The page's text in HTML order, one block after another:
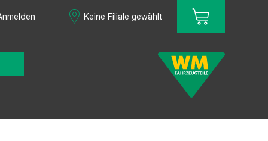
Keine Filiale gewählt